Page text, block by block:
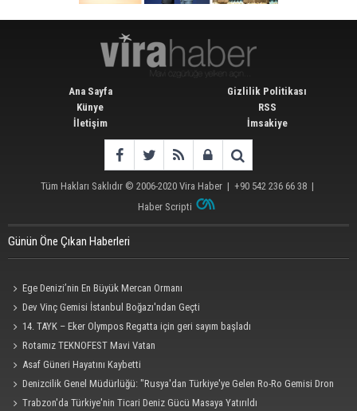
Ana Sayfa
Künye
İletişim
Gizlilik Politikası
RSS
İmsakiye
Tüm Hakları Saklıdır © 2006-2020 Vira Haber | +90 542 236 66 38 |
Haber Scripti
Günün Öne Çıkan Haberleri
Ege Denizi’nin En Büyük Mercan Ormanı
Dev Vinç Gemisi İstanbul Boğazı'ndan Geçti
14. TAYK – Eker Olympos Regatta için geri sayım başladı
Rotamız TEKNOFEST Mavi Vatan
Asaf Güneri Hayatını Kaybetti
Denizcilik Genel Müdürlüğü: "Rusya'dan Türkiye'ye Gelen Ro-Ro Gemisi Dron
Saldırısına Uğradı"
Trabzon'da Türkiye'nin Ticari Deniz Gücü Masaya Yatırıldı